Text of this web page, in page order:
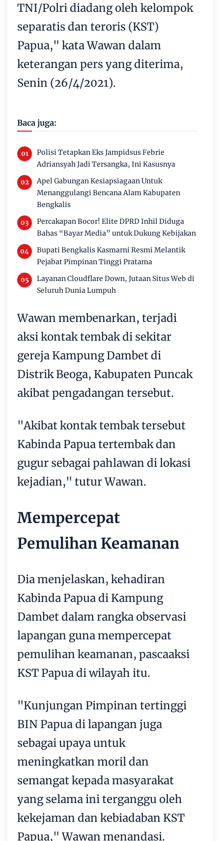
TNI/Polri diadang oleh kelompok
separatis dan teroris (KST)
Papua," kata Wawan dalam
keterangan pers yang diterima,
Senin (26/4/2021).
Baca juga:
Polisi Tetapkan Eks Jampidsus Febrie
Adriansyah Jadi Tersangka, Ini Kasusnya
Apel Gabungan Kesiapsiagaan Untuk
Menanggulangi Bencana Alam Kabupaten
Bengkalis
Percakapan Bocor! Elite DPRD Inhil Diduga
Bahas “Bayar Media” untuk Dukung Kebijakan
Bupati Bengkalis Kasmarni Resmi Melantik
Pejabat Pimpinan Tinggi Pratama
Layanan Cloudflare Down, Jutaan Situs Web di
Seluruh Dunia Lumpuh
Wawan membenarkan, terjadi
aksi kontak tembak di sekitar
gereja Kampung Dambet di
Distrik Beoga, Kabupaten Puncak
akibat pengadangan tersebut.
"Akibat kontak tembak tersebut
Kabinda Papua tertembak dan
gugur sebagai pahlawan di lokasi
kejadian," tutur Wawan.
Mempercepat
Pemulihan Keamanan
Dia menjelaskan, kehadiran
Kabinda Papua di Kampung
Dambet dalam rangka observasi
lapangan guna mempercepat
pemulihan keamanan, pascaaksi
KST Papua di wilayah itu.
"Kunjungan Pimpinan tertinggi
BIN Papua di lapangan juga
sebagai upaya untuk
meningkatkan moril dan
semangat kepada masyarakat
yang selama ini terganggu oleh
kekejaman dan kebiadaban KST
Papua," Wawan menandasi.